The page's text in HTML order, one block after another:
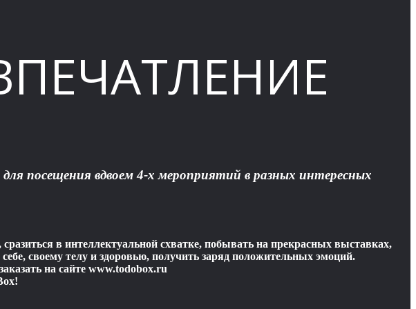
посещения вдвоем 4-х мероприятий в разных интересных
в интеллектуальной схватке, побывать на прекрасных выставках,
своему телу и здоровью, получить заряд положительных эмоций.
на сайте www.todobox.ru